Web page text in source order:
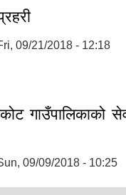
09/21/2018 - 12:18
गाउँपालिकाको
09/09/2018 - 10:25